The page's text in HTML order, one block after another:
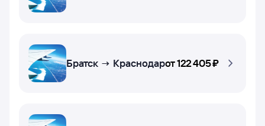
Братск → Краснодарот122 ⁠405 ⁠₽